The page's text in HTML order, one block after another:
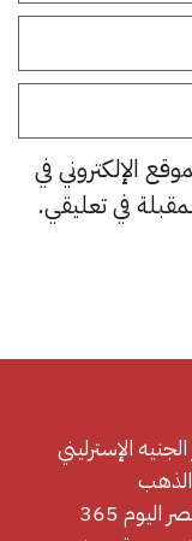
الإلكتروني في
في تعليقي.
الإسترليني
365